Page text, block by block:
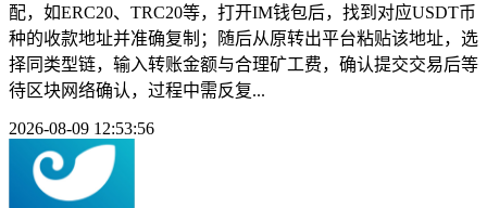
配，如ERC20、TRC20等，打开IM钱包后，找到对应USDT币
种的收款地址并准确复制；随后从原转出平台粘贴该地址，选
择同类型链，输入转账金额与合理矿工费，确认提交交易后等
待区块网络确认，过程中需反复...
2026-08-09 12:53:56